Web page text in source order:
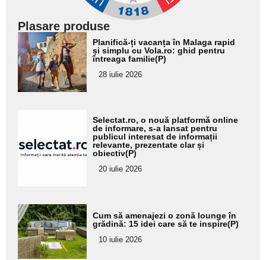
Plasare produse
Adaugă
aici textul
pentru
subtitlu
Planifică-ți vacanța în Malaga rapid
și simplu cu Vola.ro: ghid pentru
întreaga familie(P)
28 iulie 2026
pentru
subtitlu
Selectat.ro, o nouă platformă online
de informare, s-a lansat pentru
publicul interesat de informații
relevante, prezentate clar și
obiectiv(P)
20 iulie 2026
Adaugă
aici textul
pentru
subtitlu
Cum să amenajezi o zonă lounge în
grădină: 15 idei care să te inspire(P)
10 iulie 2026